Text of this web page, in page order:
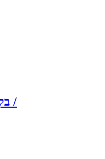
בקבוקים פאה תקופתית /